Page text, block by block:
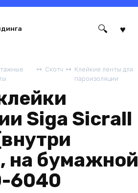
Скотч
Клейкие ленты для
пароизоляции
Siga Sicrall
на бумажной
6040